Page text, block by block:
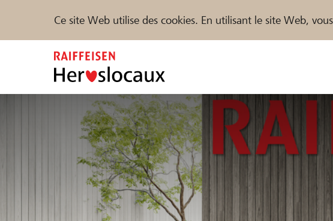
Ce site Web utilise des cookies. En utilisant le site Web,
Parrainer Soutien & assistance Partenaires /
Trouvez des projets et des organisations